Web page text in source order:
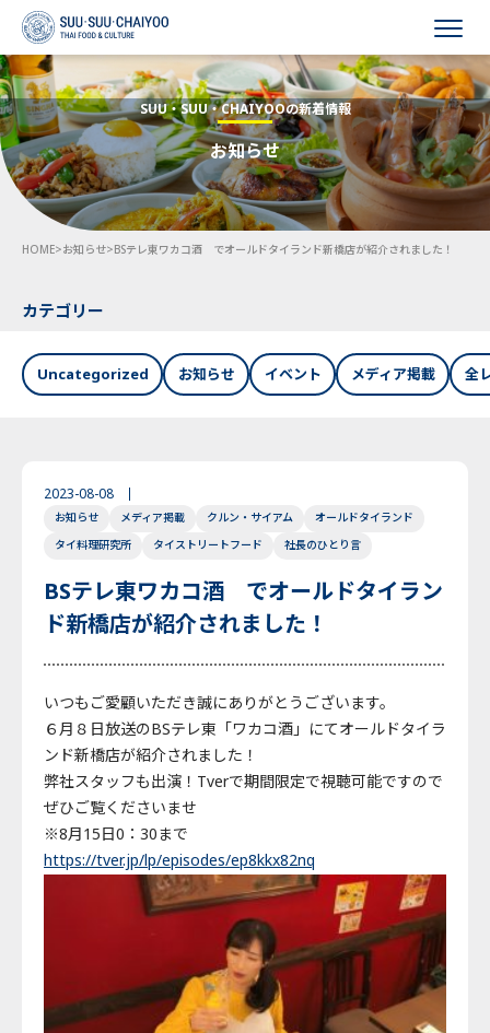
HOME
会社概要
事業内容
採用情報
お知らせ
お問い合わせ
English Japanese Thai
SUU・SUU・CHAIYOOの新着情報
お知らせ
HOME>お知らせ>BSテレ東ワカコ酒 でオールドタイランド新橋店が紹介されました！
カテゴリー
Uncategorized お知らせ イベント メディア掲載 全
2023-08-08
お知らせ メディア掲載 クルン・サイアム
オールドタイランド
タイ料理研究所
タイストリートフード 社長のひとり言
BSテレ東ワカコ酒 でオールドタイラン
ド新橋店が紹介されました！
いつもご愛顧いただき誠にありがとうございます。
６月８日放送のBSテレ東「ワカコ酒」にてオールドタイラ
ンド新橋店が紹介されました！
弊社スタッフも出演！Tverで期間限定で視聴可能ですので
ぜひご覧くださいませ
※8月15日0：30まで
https://tver.jp/lp/episodes/ep8kkx82nq